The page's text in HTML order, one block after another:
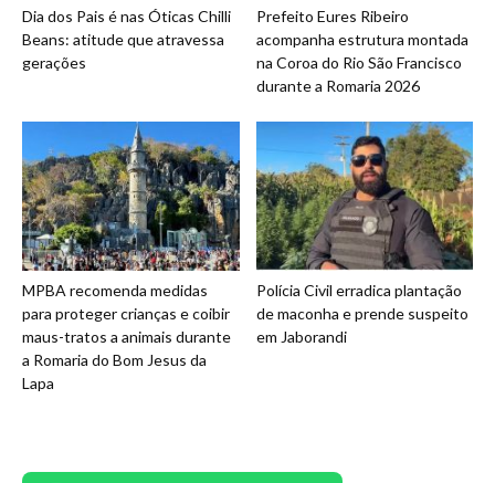
Dia dos Pais é nas Óticas Chilli
Beans: atitude que atravessa
gerações
Prefeito Eures Ribeiro
acompanha estrutura montada
na Coroa do Rio São Francisco
durante a Romaria 2026
MPBA recomenda medidas
para proteger crianças e coibir
maus-tratos a animais durante
a Romaria do Bom Jesus da
Lapa
Polícia Civil erradica plantação
de maconha e prende suspeito
em Jaborandi